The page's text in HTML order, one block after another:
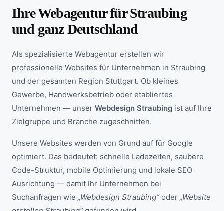
Ihre Webagentur für Straubing
und ganz Deutschland
Als spezialisierte Webagentur erstellen wir
professionelle Websites für Unternehmen in Straubing
und der gesamten Region Stuttgart. Ob kleines
Gewerbe, Handwerksbetrieb oder etabliertes
Unternehmen — unser Webdesign Straubing ist auf Ihre
Zielgruppe und Branche zugeschnitten.
Unsere Websites werden von Grund auf für Google
optimiert. Das bedeutet: schnelle Ladezeiten, saubere
Code-Struktur, mobile Optimierung und lokale SEO-
Ausrichtung — damit Ihr Unternehmen bei
Suchanfragen wie „Webdesign Straubing“oder „Website